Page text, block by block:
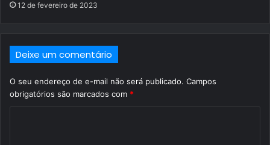
12 de fevereiro de 2023
Deixe um comentário
O seu endereço de e-mail não será publicado. Campos
obrigatórios são marcados com *